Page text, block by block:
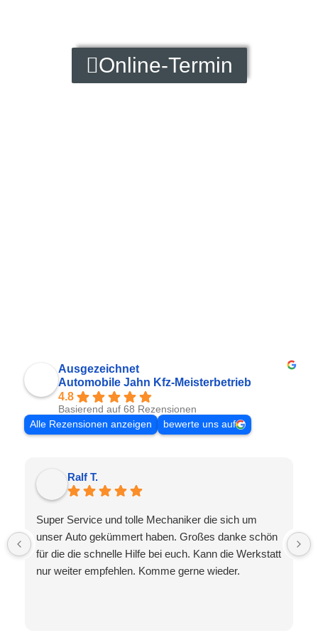
Online-Termin
Ausgezeichnet
Automobile Jahn Kfz-Meisterbetrieb
4.8
Basierend auf 68 Rezensionen
Alle Rezensionen anzeigen
bewerte uns auf
Ralf T.
Super Service und tolle Mechaniker die sich um
unser Auto gekümmert haben. Großes danke schön
für die die schnelle Hilfe bei euch. Kann die Werkstatt
nur weiter empfehlen. Komme gerne wieder.